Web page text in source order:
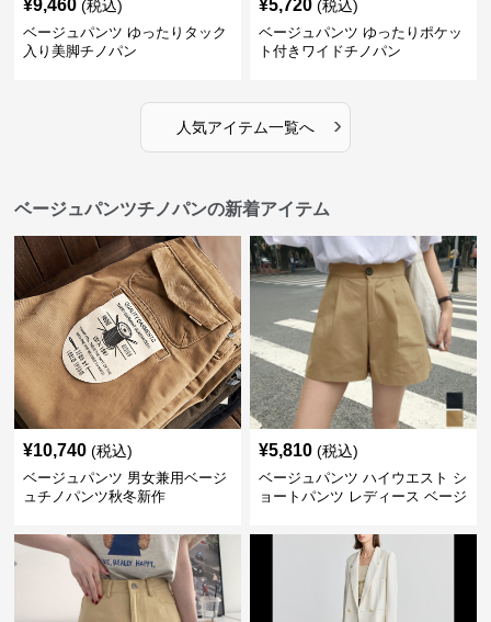
¥9,460 (税込)
ベージュパンツ ゆったりタック
入り美脚チノパン
¥5,720 (税込)
ベージュパンツ ゆったりポケッ
ト付きワイドチノパン
人気アイテム一覧へ ›
ベージュパンツチノパンの新着アイテム
¥10,740 (税込)
ベージュパンツ 男女兼用ベージ
ュチノパンツ秋冬新作
¥5,810 (税込)
ベージュパンツ ハイウエスト シ
ョートパンツ レディース ベージ